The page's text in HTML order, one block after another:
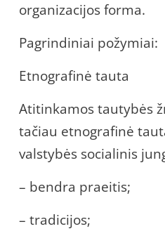
organizacijos forma.
Pagrindiniai požymiai:
Etnografinė tauta
Atitinkamos tautybės
tačiau etnografinė
valstybės socialinis
– bendra praeitis;
– tradicijos;